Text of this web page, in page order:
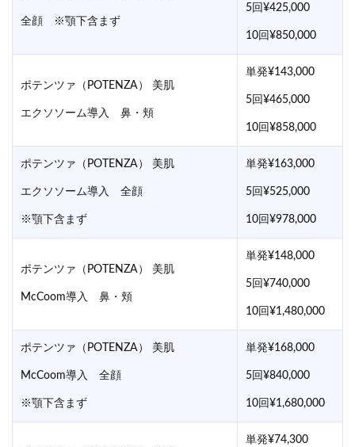
全顔 ※顎下含まず
5回¥425,000
10回¥850,000
ポテンツァ（POTENZA） 美肌
エクソソーム導入 鼻・頬
単発¥143,000
5回¥465,000
10回¥858,000
ポテンツァ（POTENZA） 美肌
エクソソーム導入 全顔
※顎下含まず
単発¥163,000
5回¥525,000
10回¥978,000
ポテンツァ（POTENZA） 美肌
McCoom導入 鼻・頬
単発¥148,000
5回¥740,000
10回¥1,480,000
ポテンツァ（POTENZA） 美肌
McCoom導入 全顔
※顎下含まず
単発¥168,000
5回¥840,000
10回¥1,680,000
単発¥74,300